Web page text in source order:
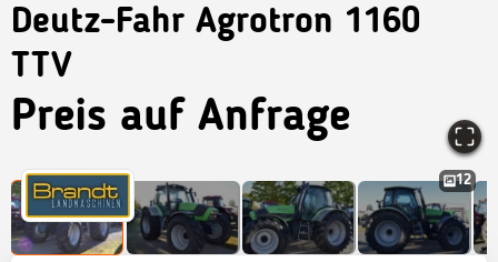
Deutz-Fahr Agrotron 1160
TTV
Preis auf Anfrage
12